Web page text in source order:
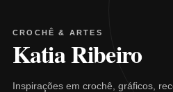
CROCHÊ & ARTES
Katia Ribeiro
Inspirações em crochê, gráficos,